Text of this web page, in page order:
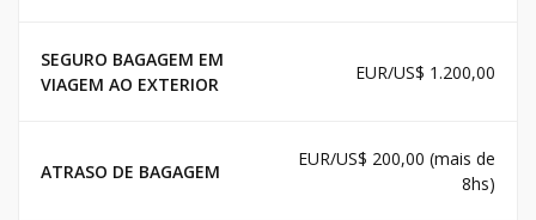
SEGURO BAGAGEM EM
VIAGEM AO EXTERIOR
EUR/US$ 1.200,00
ATRASO DE BAGAGEM
EUR/US$ 200,00 (mais de
8hs)